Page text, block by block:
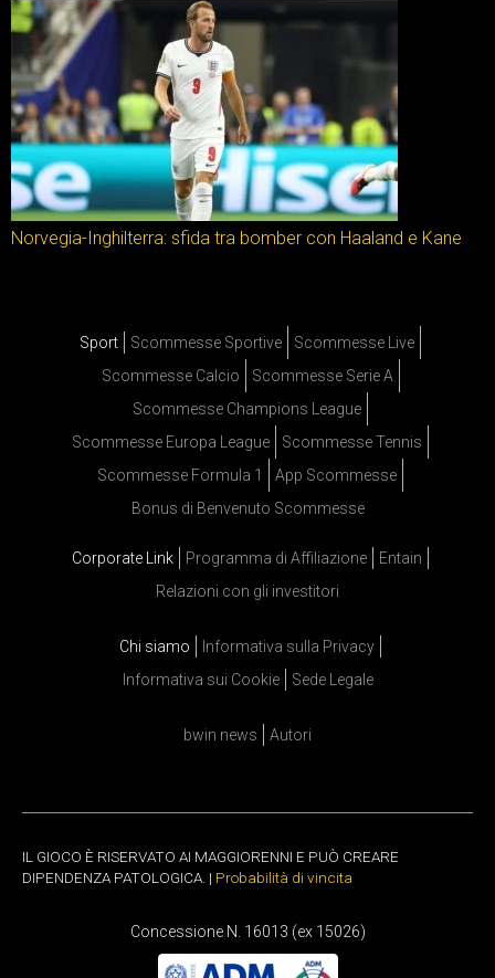
Norvegia-Inghilterra: sfida tra bomber con Haaland e Kane
Sport Scommesse Sportive
Scommesse Live
Scommesse Calcio
Scommesse Serie A
Scommesse Champions League
Scommesse Europa League
Scommesse Tennis
Scommesse Formula 1
App Scommesse
Bonus di Benvenuto Scommesse
Corporate Link Programma di Affiliazione
Entain
Relazioni con gli investitori
Chi siamo
Informativa sulla Privacy
Informativa sui Cookie
Sede Legale
bwin news Autori
IL GIOCO È RISERVATO AI MAGGIORENNI E PUÒ CREARE
DIPENDENZA PATOLOGICA. | Probabilità di vincita
Concessione N. 16013 (ex 15026)